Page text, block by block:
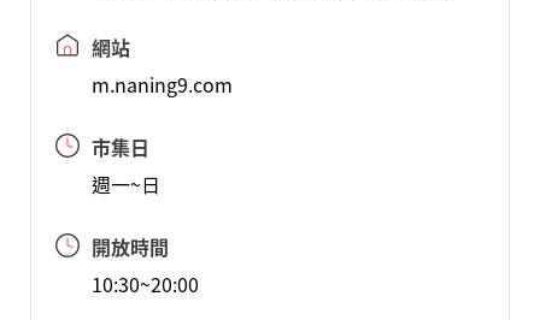
網站
m.naning9.com
市集日
週一~日
開放時間
10:30~20:00